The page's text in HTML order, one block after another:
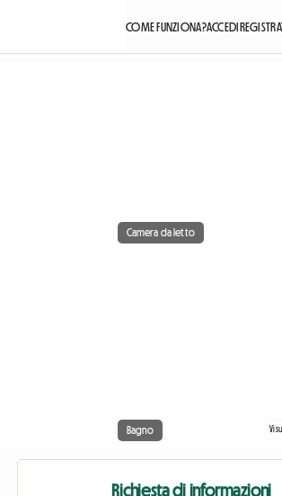
COME FUNZIONA?ACCEDI
Camera da letto
Bagno
Richiesta di informazioni